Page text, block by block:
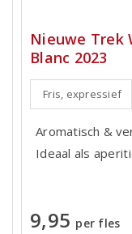
Nieuwe Trek
Blanc 2023
Fris, expressief
Aromatisch &
Ideaal als
9,95 per fles